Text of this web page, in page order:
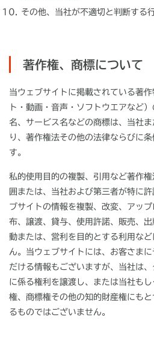
その他、当社が不適切と判断する
著作権、商標について
当ウェブサイトに掲載されている著
ト・動画・音声・ソフトウエアなど
名、サービス名などの商標は、当社
り、著作権法その他の法律ならびに
す。
私的使用目的の複製、引用など著作
囲または、当社および第三者が特に
ブサイトの情報を複製、改変、アッ
布、譲渡、貸与、使用許諾、販売、
動または、営利を目的とする利用な
ん。当ウェブサイトには、お客さま
だける情報もございますが、当社は
に係る権利を譲渡し、または当社も
権、商標権その他の知的財産権にも
るものではございません。